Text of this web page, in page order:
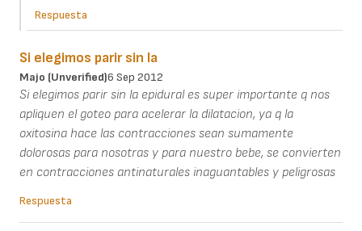
Respuesta
Si elegimos parir sin la
Majo (unverified)6 Sep 2012
Si elegimos parir sin la epidural es super importante q nos
apliquen el goteo para acelerar la dilatacion, ya q la
oxitosina hace las contracciones sean sumamente
dolorosas para nosotras y para nuestro bebe, se convierten
en contracciones antinaturales inaguantables y peligrosas
Respuesta